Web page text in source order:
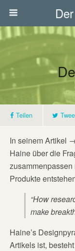
Teilen
In seinem Artikel
Haine über die
Produkte
“How
make
Haine’s
Artikels ist,